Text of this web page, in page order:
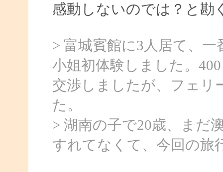
感動しないのでは？と勘
> 富城賓館に3人居て、
小姐初体験しました。
交渉しましたが、フェリ
た。
> 湖南の子で20歳、まだ
すれてなくて、今回の旅